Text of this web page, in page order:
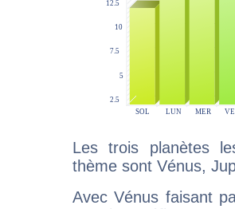
Les trois planètes
thème sont Vénus,
Avec Vénus faisant